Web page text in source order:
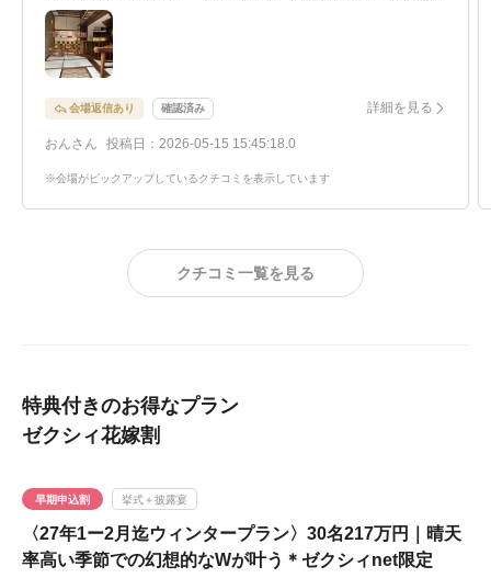
た。やはり有形文化財なだけあって、3件見てた中で1番圧
倒的でした。中庭やチャペルの前など緑も沢山あり、自然
が好きな私達はとても良い会場でした。よく通る場所なの
で外からはよく見てましたが、中に入る機会があまりな
かったので、中に入ってどこも素敵で驚ろくばかりでし
た。和装でも洋装でもとこで写真を撮っても映えるし、な
によりプランナーさん達がとても優しかったです。会場に
のにサッとゴミを拾っていました。そういったところまで
気をつかえるのは素晴らしい事だと思いました。
会場返信あり 確認済み 詳細を見る
おんさん 投稿日：2026-05-15 15:45:18.0
※会場がピックアップしているクチコミを表示しています
クチコミ一覧を見る
特典付きのお得なプラン
ゼクシィ花嫁割
早期申込割 挙式＋披露宴
〈27年1ー2月迄ウィンタープラン〉30名217万円｜晴天
率高い季節での幻想的なWが叶う＊ゼクシィnet限定